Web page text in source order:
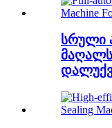
სრული